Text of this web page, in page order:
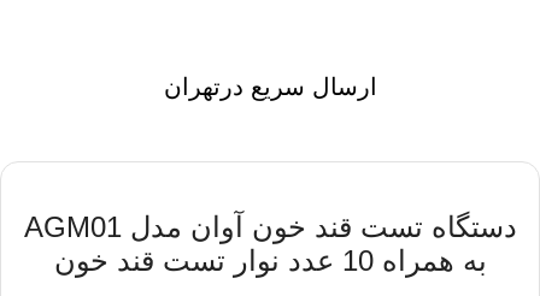
ارسال سریع درتهران
دستگاه تست قند خون آوان مدل AGM01
به همراه 10 عدد نوار تست قند خون